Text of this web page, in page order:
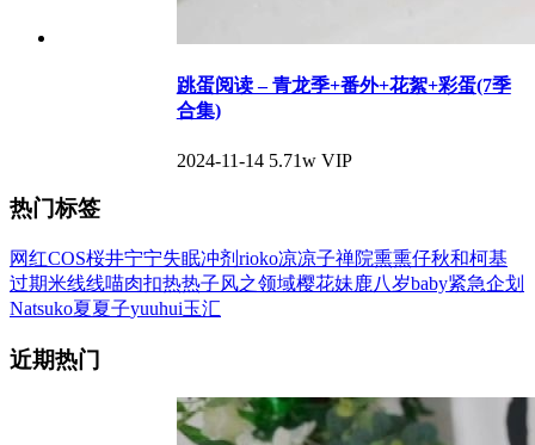
跳蛋阅读 – 青龙季+番外+花絮+彩蛋(7季
合集)
2024-11-14 5.71w VIP
热门标签
网红COS桜井宁宁失眠冲剂 rioko凉凉子禅院熏熏仔秋和柯基
过期米线线喵肉扣热热子风之领域樱花妹鹿八岁baby紧急企划
Natsuko夏夏子yuuhui玉汇
近期热门